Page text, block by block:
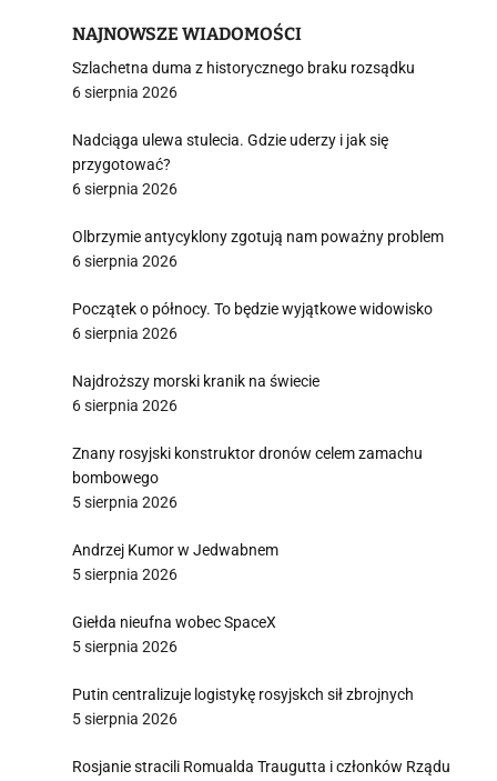
NAJNOWSZE WIADOMOŚCI
Szlachetna duma z historycznego braku rozsądku
6 sierpnia 2026
Nadciąga ulewa stulecia. Gdzie uderzy i jak się
przygotować?
6 sierpnia 2026
Olbrzymie antycyklony zgotują nam poważny problem
6 sierpnia 2026
Początek o północy. To będzie wyjątkowe widowisko
6 sierpnia 2026
Najdroższy morski kranik na świecie
6 sierpnia 2026
Znany rosyjski konstruktor dronów celem zamachu
bombowego
5 sierpnia 2026
Andrzej Kumor w Jedwabnem
5 sierpnia 2026
Giełda nieufna wobec SpaceX
5 sierpnia 2026
Putin centralizuje logistykę rosyjskch sił zbrojnych
5 sierpnia 2026
Rosjanie stracili Romualda Traugutta i członków Rządu